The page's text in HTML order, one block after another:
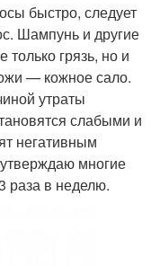
быстро, следует
Шампунь и другие
только грязь, но и
— кожное сало.
утраты
слабыми и
негативным
многие
раза в неделю.